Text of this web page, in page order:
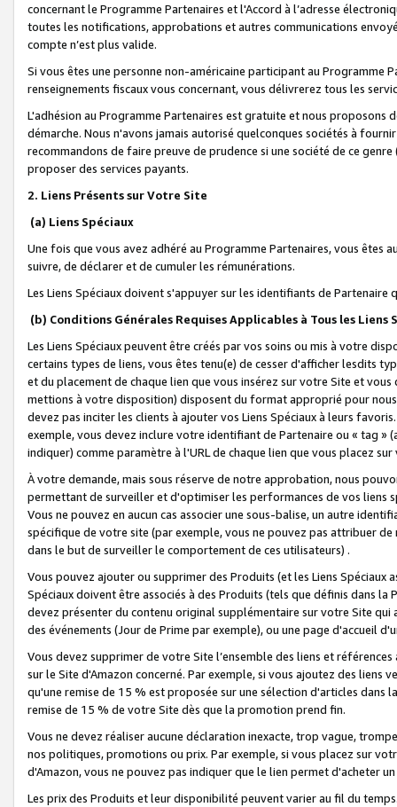
concernant le Programme Partenaires et l'Accord à l’adresse
toutes les notifications, approbations et autres communications
compte n’est plus valide.
Si vous êtes une personne non-américaine participant au
renseignements fiscaux vous concernant, vous délivrerez tous les
L'adhésion au Programme Partenaires est gratuite et nous proposons
démarche. Nous n'avons jamais autorisé quelconques sociétés à
recommandons de faire preuve de prudence si une société de ce
proposer des services payants.
2. Liens Présents sur Votre Site
(a) Liens Spéciaux
Une fois que vous avez adhéré au Programme Partenaires, vous êtes
suivre, de déclarer et de cumuler les rémunérations.
Les Liens Spéciaux doivent s'appuyer sur les identifiants de Partenaire
(b) Conditions Générales Requises Applicables à Tous les Liens
Les Liens Spéciaux peuvent être créés par vos soins ou mis à votre
certains types de liens, vous êtes tenu(e) de cesser d'afficher lesdits
et du placement de chaque lien que vous insérez sur votre Site et
mettions à votre disposition) disposent du format approprié pour
devez pas inciter les clients à ajouter vos Liens Spéciaux à leurs
exemple, vous devez inclure votre identifiant de Partenaire ou « tag
indiquer) comme paramètre à l'URL de chaque lien que vous placez
À votre demande, mais sous réserve de notre approbation, nous
permettant de surveiller et d'optimiser les performances de vos liens
Vous ne pouvez en aucun cas associer une sous-balise, un autre
spécifique de votre site (par exemple, vous ne pouvez pas attribuer
dans le but de surveiller le comportement de ces utilisateurs) .
Vous pouvez ajouter ou supprimer des Produits (et les Liens
Spéciaux doivent être associés à des Produits (tels que définis dans
devez présenter du contenu original supplémentaire sur votre Site qui
des événements (Jour de Prime par exemple), ou une page d'accueil
Vous devez supprimer de votre Site l’ensemble des liens et
sur le Site d'Amazon concerné. Par exemple, si vous ajoutez des
qu'une remise de 15 % est proposée sur une sélection d'articles
remise de 15 % de votre Site dès que la promotion prend fin.
Vous ne devez réaliser aucune déclaration inexacte, trop vague,
nos politiques, promotions ou prix. Par exemple, si vous placez sur
d'Amazon, vous ne pouvez pas indiquer que le lien permet d'acheter
Les prix des Produits et leur disponibilité peuvent varier au fil du